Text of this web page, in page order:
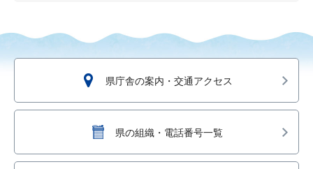
県庁舎の案内・交通アクセス
県の組織・電話番号一覧